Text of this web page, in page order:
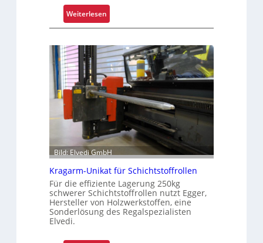
d
n
r
l
e
b
n
i
s
Weiterlesen
W
r
u
m
G
r
e
i
f
e
n
k
o
m
p
Bild: Elvedi GmbH
Kragarm-Unikat für Schichtstoffrollen
Für die effiziente Lagerung 250kg
schwerer Schichtstoffrollen nutzt Egger,
Hersteller von Holzwerkstoffen, eine
Sonderlösung des Regalspezialisten
Elvedi.